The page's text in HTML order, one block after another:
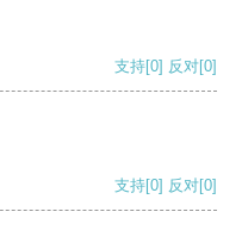
支持[0] 反对[0]
支持[0] 反对[0]